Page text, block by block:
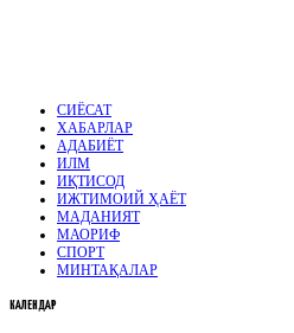
СИЁСАТ
ХАБАРЛАР
АДАБИЁТ
ИЛМ
ИҚТИСОД
ИЖТИМОИЙ ҲАЁТ
МАДАНИЯТ
МАОРИФ
СПОРТ
МИНТАҚАЛАР
КАЛЕНДАР